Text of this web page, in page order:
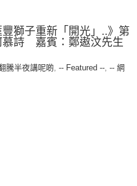
獅子重新「開光」..》第
詩 嘉賓：鄭遨汶先生
騰半夜講呢啲, -- Featured --, -- 網